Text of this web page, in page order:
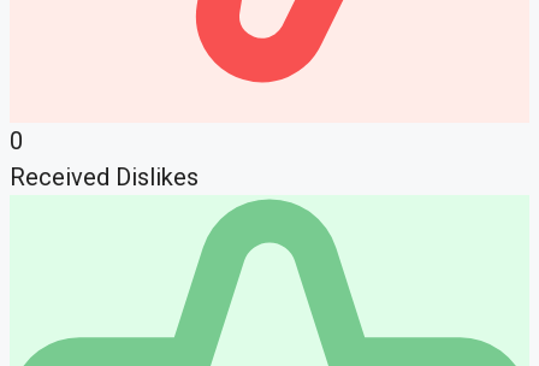
0
Received Dislikes